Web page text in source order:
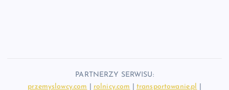
PARTNERZY SERWISU:
przemyslowcy.com
rolnicy.com transportowanie.pl